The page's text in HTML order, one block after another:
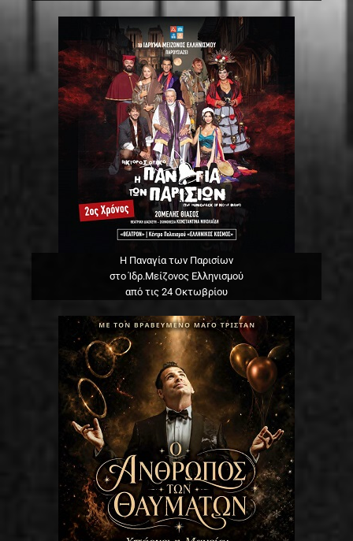
Η Παναγία των Παρισίων
στο Ίδρ.Μείζονος Ελληνισμού
από τις 24 Οκτωβρίου